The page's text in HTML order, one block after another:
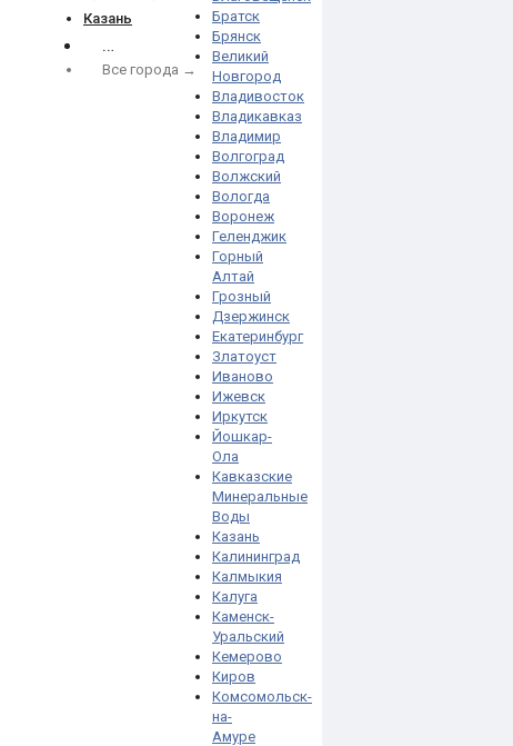
Казань
…
Все города →
Братск
Брянск
Великий
Новгород
Владивосток
Владикавказ
Владимир
Волгоград
Волжский
Вологда
Воронеж
Геленджик
Горный
Алтай
Грозный
Дзержинск
Екатеринбург
Златоуст
Иваново
Ижевск
Иркутск
Йошкар-
Ола
Кавказские
Минеральные
Воды
Казань
Калининград
Калмыкия
Калуга
Каменск-
Уральский
Кемерово
Киров
Комсомольск-
на-
Амуре